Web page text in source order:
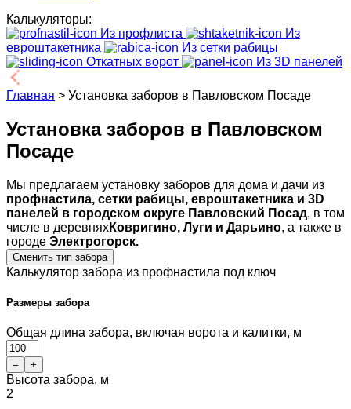
Калькуляторы:
Из профлиста
Из
евроштакетника
Из сетки рабицы
Откатных ворот
Из 3D панелей
Главная > Установка заборов в Павловском Посаде
Установка заборов в Павловском
Посаде
Мы предлагаем установку заборов для дома и дачи из
профнастила, сетки рабицы, евроштакетника и 3D
панелей в городском округе Павловский Посад, в том
числе в деревняхКовригино, Луги и Дарьино, а также в
городе Электрогорск.
Сменить тип забора
Калькулятор забора из профнастила под ключ
Размеры забора
Общая длина забора, включая ворота и калитки, м
– +
Высота забора, м
2